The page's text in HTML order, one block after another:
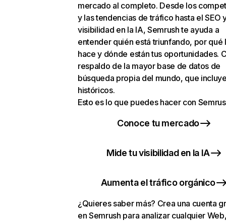
mercado al completo. Desde los
y las tendencias de tráfico hasta el SEO
visibilidad en la IA, Semrush te ayuda a
entender quién está triunfando, por qué
hace y dónde están tus oportunidades.
respaldo de la mayor base de datos de
búsqueda propia del mundo, que
históricos.
Esto es lo que puedes hacer con
Conoce tu mercado
Mide tu visibilidad en la IA
Aumenta el tráfico orgánico
¿Quieres saber más? Crea una cuenta
en Semrush para analizar cualquier